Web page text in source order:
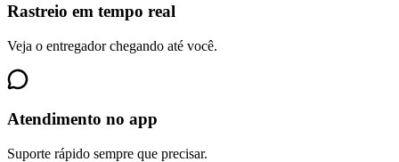
Rastreio em tempo real
Veja o entregador chegando até você.
Atendimento no app
Suporte rápido sempre que precisar.